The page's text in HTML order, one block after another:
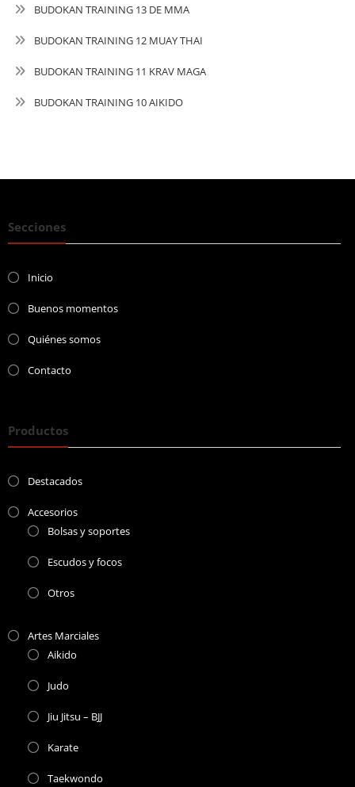
BUDOKAN TRAINING 13 DE MMA
BUDOKAN TRAINING 12 MUAY THAI
BUDOKAN TRAINING 11 KRAV MAGA
BUDOKAN TRAINING 10 AIKIDO
Secciones
Inicio
Buenos momentos
Quiénes somos
Contacto
Productos
Destacados
Accesorios
Bolsas y soportes
Escudos y focos
Otros
Artes Marciales
Aikido
Judo
Jiu Jitsu – BJJ
Karate
Taekwondo